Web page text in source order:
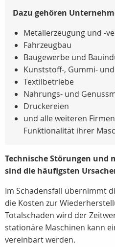
Dazu gehören
Metallerzeugung und -
Fahrzeugbau
Baugewerbe und
Kunststoff-, Gummi-
Textilbetriebe
Nahrungs- und
Druckereien
und alle weiteren
Funktionalität ihrer
Technische Störungen und
sind die häufigsten
Im Schadensfall übernimmt
die Kosten zur
Totalschaden wird der
stationäre Maschinen kann
vereinbart werden.